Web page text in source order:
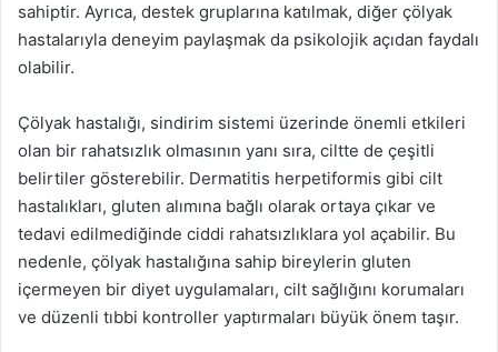
sahiptir. Ayrıca, destek gruplarına katılmak, diğer çölyak
hastalarıyla deneyim paylaşmak da psikolojik açıdan faydalı
olabilir.
Çölyak hastalığı, sindirim sistemi üzerinde önemli etkileri
olan bir rahatsızlık olmasının yanı sıra, ciltte de çeşitli
belirtiler gösterebilir. Dermatitis herpetiformis gibi cilt
hastalıkları, gluten alımına bağlı olarak ortaya çıkar ve
tedavi edilmediğinde ciddi rahatsızlıklara yol açabilir. Bu
nedenle, çölyak hastalığına sahip bireylerin gluten
içermeyen bir diyet uygulamaları, cilt sağlığını korumaları
ve düzenli tıbbi kontroller yaptırmaları büyük önem taşır.